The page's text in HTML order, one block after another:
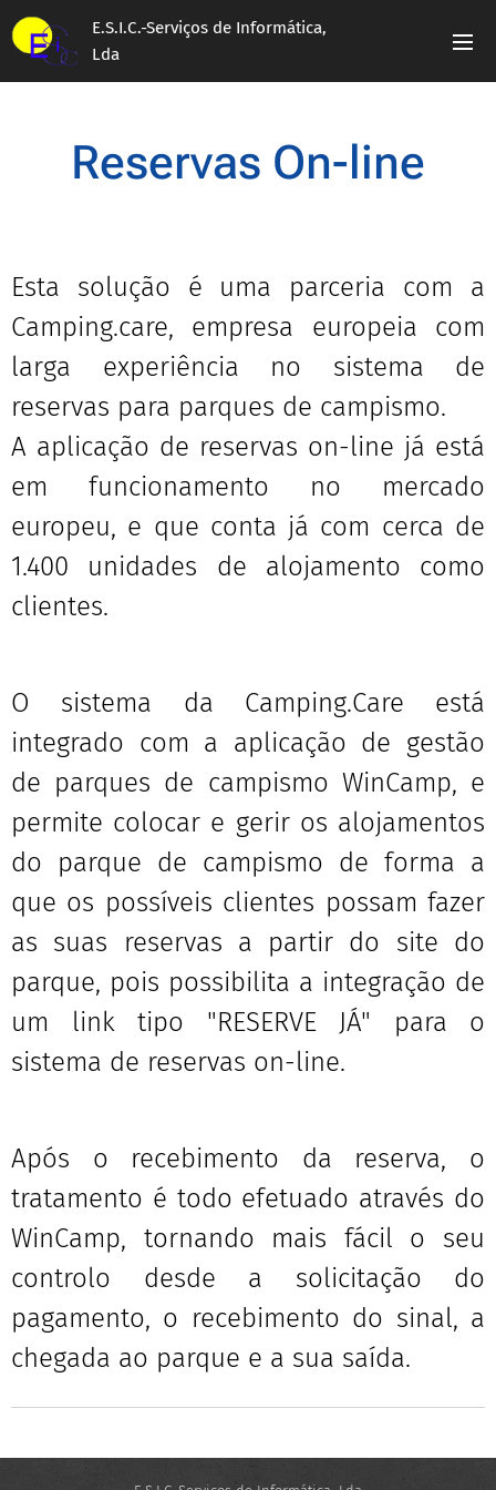
E.S.I.C.-Serviços de Informática,
Lda
Reservas On-line
Esta solução é uma parceria com a
Camping.care, empresa europeia com
larga experiência no sistema de
reservas para parques de campismo.
A aplicação de reservas on-line já está
em funcionamento no mercado
europeu, e que conta já com cerca de
1.400 unidades de alojamento como
clientes.
O sistema da Camping.Care está
integrado com a aplicação de gestão
de parques de campismo WinCamp, e
permite colocar e gerir os alojamentos
do parque de campismo de forma a
que os possíveis clientes possam fazer
as suas reservas a partir do site do
parque, pois possibilita a integração de
um link tipo "RESERVE JÁ" para o
sistema de reservas on-line.
Após o recebimento da reserva, o
tratamento é todo efetuado através do
WinCamp, tornando mais fácil o seu
controlo desde a solicitação do
pagamento, o recebimento do sinal, a
chegada ao parque e a sua saída.